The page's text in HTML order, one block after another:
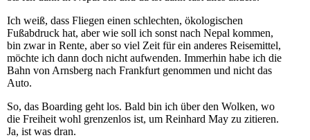
Ich weiß, dass Fliegen einen schlechten, ökologischen
Fußabdruck hat, aber wie soll ich sonst nach Nepal kommen,
bin zwar in Rente, aber so viel Zeit für ein anderes Reisemittel,
möchte ich dann doch nicht aufwenden. Immerhin habe ich die
Bahn von Arnsberg nach Frankfurt genommen und nicht das
Auto.
So, das Boarding geht los. Bald bin ich über den Wolken, wo
die Freiheit wohl grenzenlos ist, um Reinhard May zu zitieren.
Ja, ist was dran.